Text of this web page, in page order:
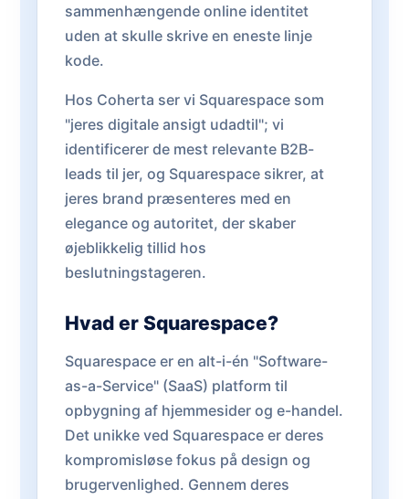
sammenhængende online identitet
uden at skulle skrive en eneste linje
kode.
Hos Coherta ser vi Squarespace som
"jeres digitale ansigt udadtil"; vi
identificerer de mest relevante B2B-
leads til jer, og Squarespace sikrer, at
jeres brand præsenteres med en
elegance og autoritet, der skaber
øjeblikkelig tillid hos
beslutningstageren.
Hvad er Squarespace?
Squarespace er en alt-i-én "Software-
as-a-Service" (SaaS) platform til
opbygning af hjemmesider og e-handel.
Det unikke ved Squarespace er deres
kompromisløse fokus på design og
brugervenlighed. Gennem deres